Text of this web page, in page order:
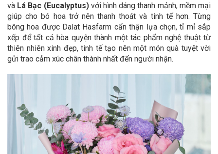
và Lá Bạc (Eucalyptus)với hình dáng thanh mảnh, mềm mại
giúp cho bó hoa trở nên thanh thoát và tinh tế hơn. Từng
bông hoa được Dalat Hasfarm cẩn thận lựa chọn, tỉ mỉ sắp
xếp để tất cả hòa quyện thành một tác phẩm nghệ thuật từ
thiên nhiên xinh đẹp, tinh tế tạo nên một món quà tuyệt vời
gửi trao cảm xúc chân thành nhất đến người nhận.